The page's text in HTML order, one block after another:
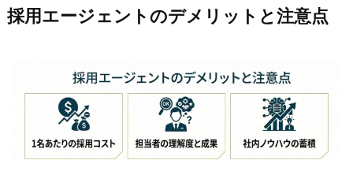
採用エージェントのデメリットと注意点